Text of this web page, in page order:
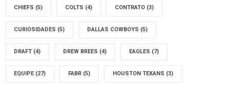
CHIEFS (5) COLTS (4) CONTRATO (3)
CURIOSIDADES (5) DALLAS COWBOYS (5)
DRAFT (4) DREW BREES (4) EAGLES (7)
EQUIPE (27) FABR (5) HOUSTON TEXANS (3)